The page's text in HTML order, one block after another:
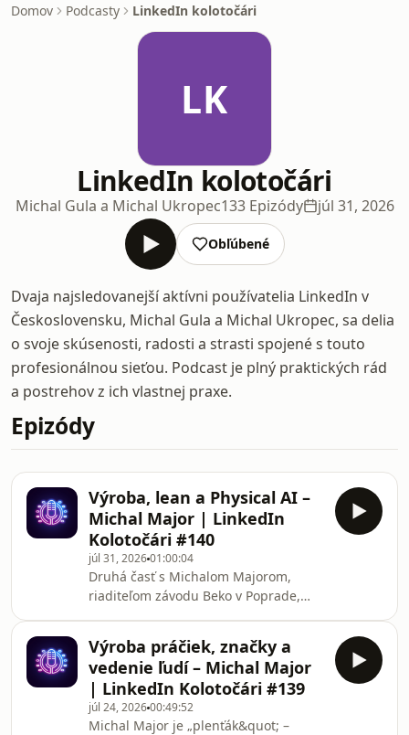
Domov Podcasty LinkedIn kolotočári
LK
LinkedIn kolotočári
Michal Gula a Michal Ukropec133 Epizódy júl 31, 2026
Obľúbené
Dvaja najsledovanejší aktívni používatelia LinkedIn v
Československu, Michal Gula a Michal Ukropec, sa delia
o svoje skúsenosti, radosti a strasti spojené s touto
profesionálnou sieťou. Podcast je plný praktických rád
a postrehov z ich vlastnej praxe.
Epizódy
Výroba, lean a Physical AI –
Michal Major | LinkedIn
Kolotočári #140
júl 31, 202601:00:04
Druhá časť s Michalom Majorom,
riaditeľom závodu Beko v Poprade,
práčiek. Kam smeruje výroba s
digitalizáciou, automatizáciou a AI a
prečo každý hype (ISO, lean, Industry
4.0, teraz AI) prináša to isté
ponaučenie: najprv musíš pochopiť,
Výroba práčiek, značky a
vedenie ľudí – Michal Major
| LinkedIn Kolotočári #139
júl 24, 202600:49:52
Michal Major je „plenťák&quot; –